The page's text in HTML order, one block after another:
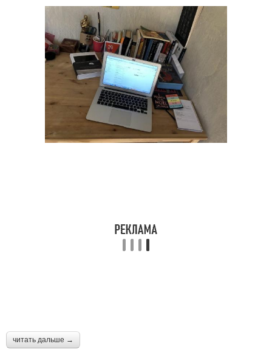
читать дальше →